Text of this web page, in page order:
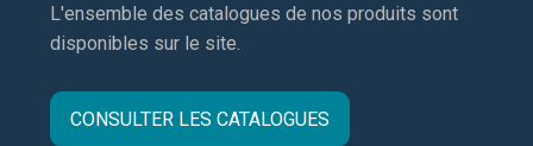
L'ensemble des catalogues de nos produits sont
disponibles sur le site.
CONSULTER LES CATALOGUES